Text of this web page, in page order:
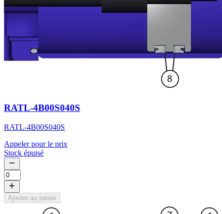
RATL-4B00S040S
RATL-4B00S040S
Appeler pour le prix
Stock épuisé
Ajouter au panier